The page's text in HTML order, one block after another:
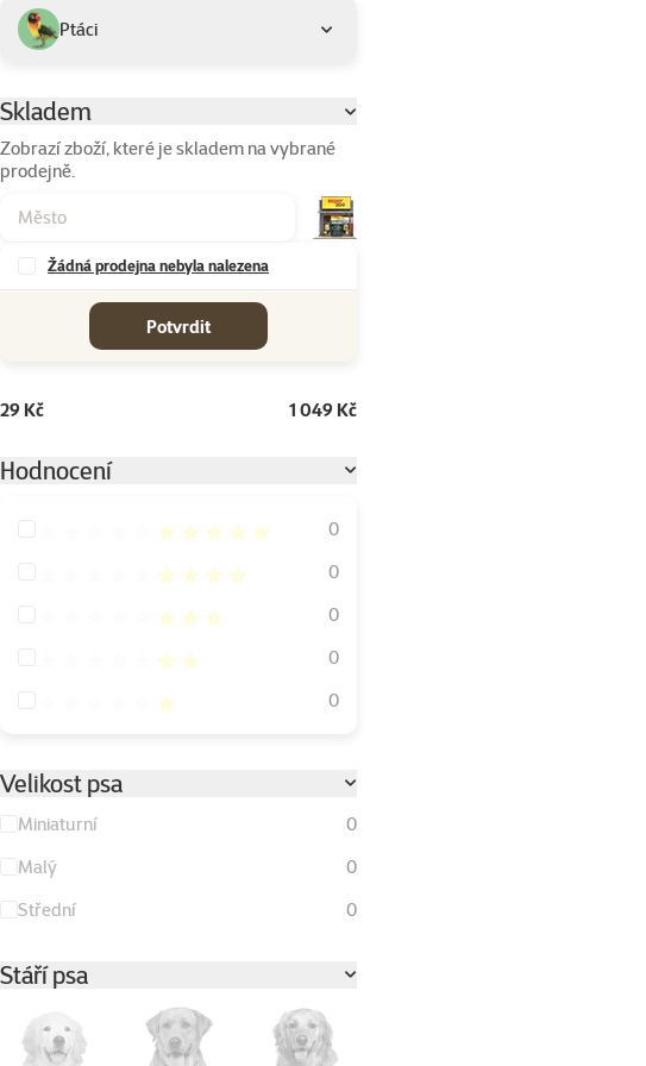
Ptáci
Parametrický filtr
Skladem
Zobrazí zboží, které je skladem na vybrané
prodejně.
Žádná prodejna nebyla nalezena
Potvrdit
29 Kč 1 049 Kč
Hodnocení
Hodnocení 100%
0
Hodnocení 80%
0
Hodnocení 60%
0
Hodnocení 40%
0
Hodnocení 20%
0
Velikost psa
Miniaturní
0
Malý
0
Střední
0
Stáří psa